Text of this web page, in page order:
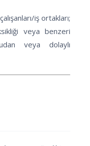
iş ortakları;
veya benzeri
veya dolaylı